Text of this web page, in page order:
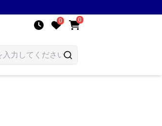
0 0